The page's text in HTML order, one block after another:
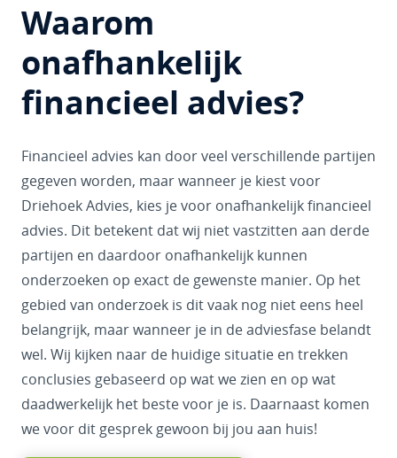
Waarom
onafhankelijk
financieel advies?
Financieel advies kan door veel verschillende partijen
gegeven worden, maar wanneer je kiest voor
Driehoek Advies, kies je voor onafhankelijk financieel
advies. Dit betekent dat wij niet vastzitten aan derde
partijen en daardoor onafhankelijk kunnen
onderzoeken op exact de gewenste manier. Op het
gebied van onderzoek is dit vaak nog niet eens heel
belangrijk, maar wanneer je in de adviesfase belandt
wel. Wij kijken naar de huidige situatie en trekken
conclusies gebaseerd op wat we zien en op wat
daadwerkelijk het beste voor je is. Daarnaast komen
we voor dit gesprek gewoon bij jou aan huis!